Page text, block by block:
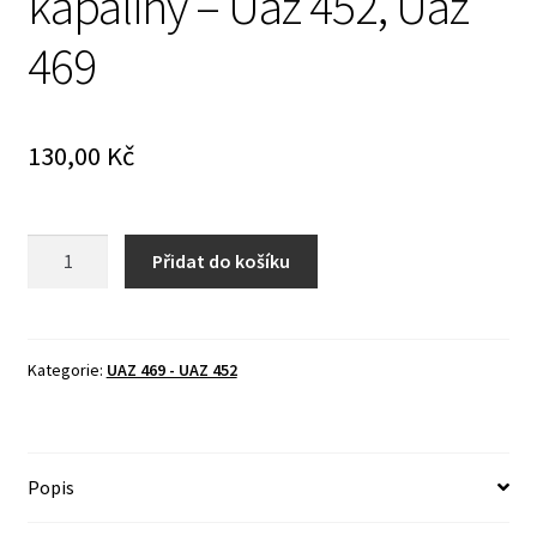
469
130,00 Kč
Uaz
množství
Přidat do košíku
Kategorie: UAZ 469 - UAZ 452
Popis